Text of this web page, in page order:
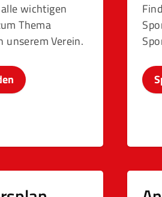
wichtigen
Thema
Verein.